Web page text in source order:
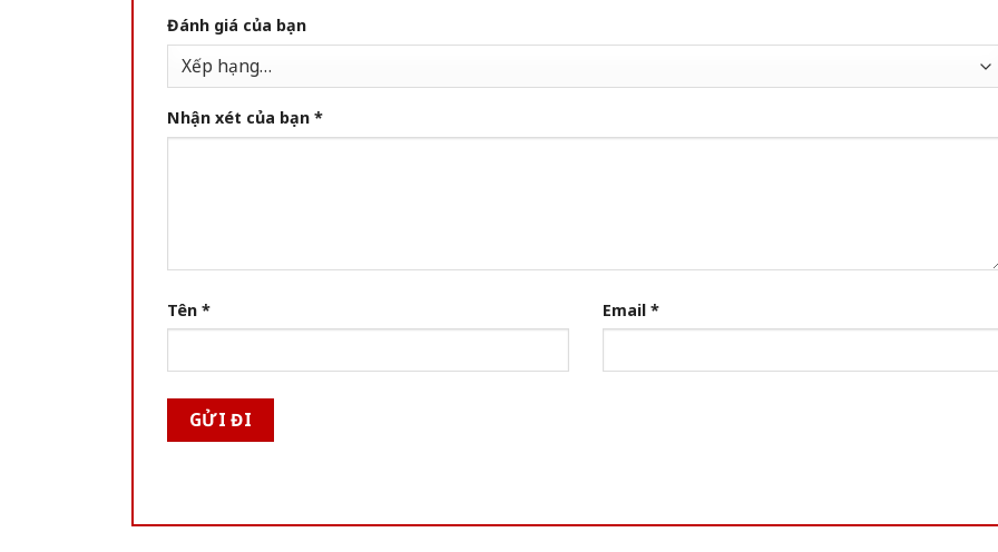
Đánh giá của bạn
Nhận xét của bạn *
Tên * Email *